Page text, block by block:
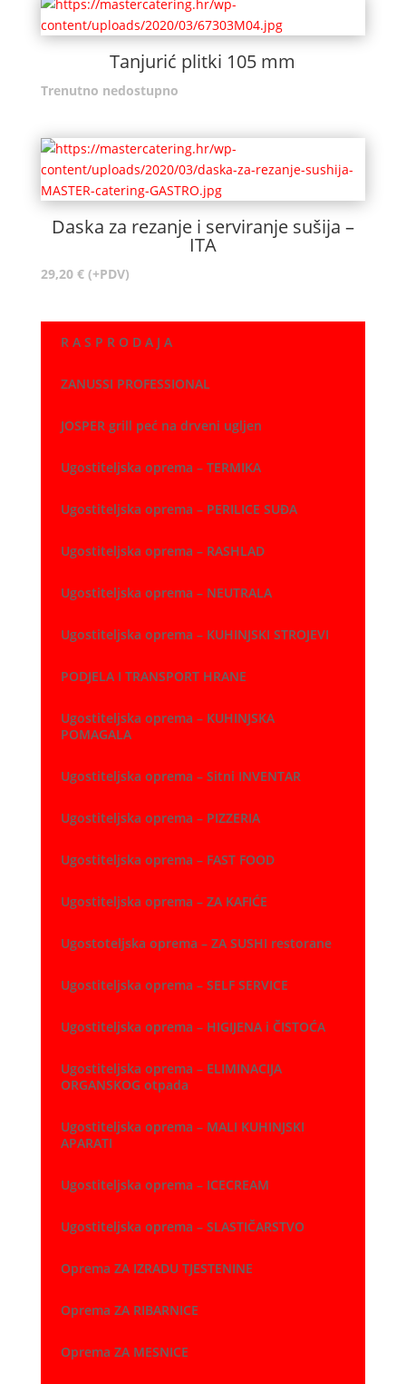
Tanjurić plitki 105 mm
Trenutno nedostupno
Daska za rezanje i serviranje sušija –
ITA
29,20 € (+PDV)
R A S P R O D A J A
ZANUSSI PROFESSIONAL
JOSPER grill peć na drveni ugljen
Ugostiteljska oprema – TERMIKA
Ugostiteljska oprema – PERILICE SUĐA
Ugostiteljska oprema – RASHLAD
Ugostiteljska oprema – NEUTRALA
Ugostiteljska oprema – KUHINJSKI STROJEVI
PODJELA I TRANSPORT HRANE
Ugostiteljska oprema – KUHINJSKA
POMAGALA
Ugostiteljska oprema – Sitni INVENTAR
Ugostiteljska oprema – PIZZERIA
Ugostiteljska oprema – FAST FOOD
Ugostiteljska oprema – ZA KAFIĆE
Ugostoteljska oprema – ZA SUSHI restorane
Ugostiteljska oprema – SELF SERVICE
Ugostiteljska oprema – HIGIJENA i ČISTOĆA
Ugostiteljska oprema – ELIMINACIJA
ORGANSKOG otpada
Ugostiteljska oprema – MALI KUHINJSKI
APARATI
Ugostiteljska oprema – ICECREAM
Ugostiteljska oprema – SLASTIČARSTVO
Oprema ZA IZRADU TJESTENINE
Oprema ZA RIBARNICE
Oprema ZA MESNICE